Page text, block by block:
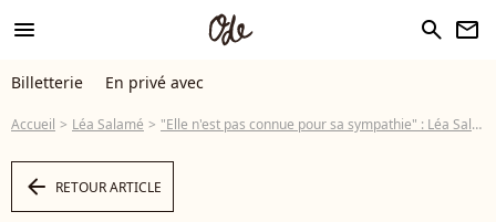
menu search newsletter
Billetterie En privé avec
Accueil Léa Salamé "Elle n'est pas connue pour sa sympathie" : Léa Salamé se loupe au 20h de France 2 avec Marion Cotillard, une chroniqueuse de Pascal Praud en rajoute une couche
arrow_left RETOUR ARTICLE